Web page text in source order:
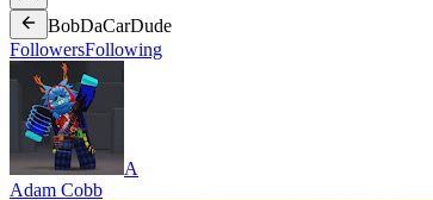
BobDaCarDude
FollowersFollowing
A
Adam Cobb